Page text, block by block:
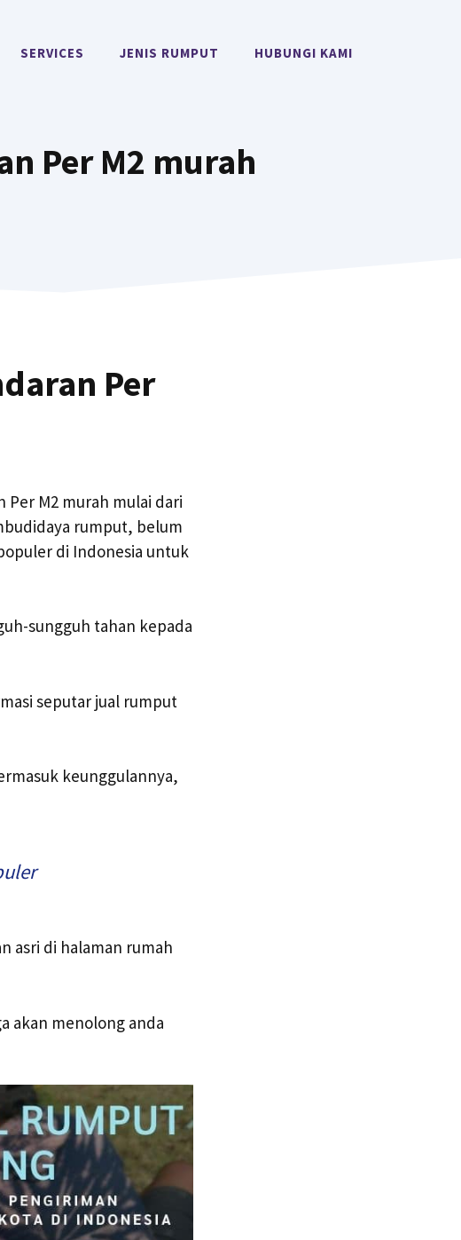
SERVICES JENIS RUMPUT HUBUNGI KAMI
Per M2 murah
Per
Per M2 murah mulai dari
rumput, belum
di Indonesia untuk
sungguh tahan kepada
seputar jual rumput
keunggulannya,
asri di halaman rumah
akan menolong anda